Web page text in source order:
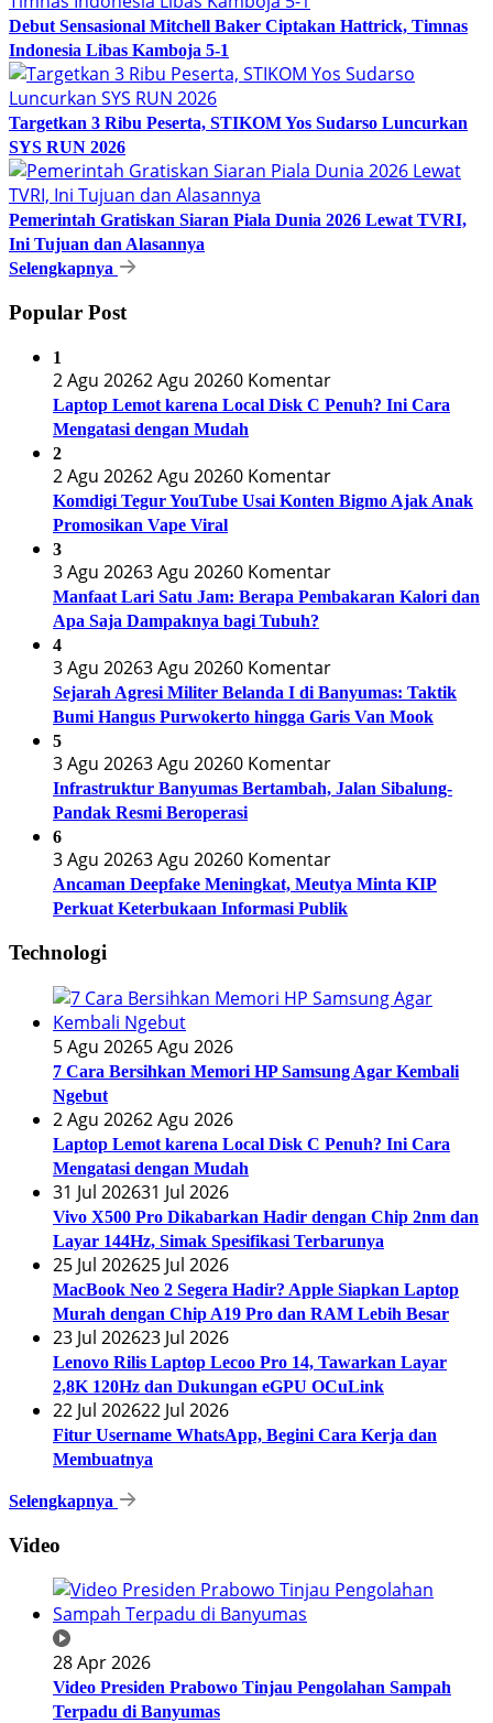
Debut Sensasional Mitchell Baker Ciptakan Hattrick, Timnas
Indonesia Libas Kamboja 5-1
Targetkan 3 Ribu Peserta, STIKOM Yos Sudarso Luncurkan
SYS RUN 2026
Pemerintah Gratiskan Siaran Piala Dunia 2026 Lewat TVRI,
Ini Tujuan dan Alasannya
Selengkapnya
Popular Post
1
2 Agu 20262 Agu 20260 Komentar
Laptop Lemot karena Local Disk C Penuh? Ini Cara
Mengatasi dengan Mudah
2
2 Agu 20262 Agu 20260 Komentar
Komdigi Tegur YouTube Usai Konten Bigmo Ajak Anak
Promosikan Vape Viral
3
3 Agu 20263 Agu 20260 Komentar
Manfaat Lari Satu Jam: Berapa Pembakaran Kalori dan
Apa Saja Dampaknya bagi Tubuh?
4
3 Agu 20263 Agu 20260 Komentar
Sejarah Agresi Militer Belanda I di Banyumas: Taktik
Bumi Hangus Purwokerto hingga Garis Van Mook
5
3 Agu 20263 Agu 20260 Komentar
Infrastruktur Banyumas Bertambah, Jalan Sibalung-
Pandak Resmi Beroperasi
6
3 Agu 20263 Agu 20260 Komentar
Ancaman Deepfake Meningkat, Meutya Minta KIP
Perkuat Keterbukaan Informasi Publik
Technologi
5 Agu 20265 Agu 2026
7 Cara Bersihkan Memori HP Samsung Agar Kembali
Ngebut
2 Agu 20262 Agu 2026
Laptop Lemot karena Local Disk C Penuh? Ini Cara
Mengatasi dengan Mudah
31 Jul 202631 Jul 2026
Vivo X500 Pro Dikabarkan Hadir dengan Chip 2nm dan
Layar 144Hz, Simak Spesifikasi Terbarunya
25 Jul 202625 Jul 2026
MacBook Neo 2 Segera Hadir? Apple Siapkan Laptop
Murah dengan Chip A19 Pro dan RAM Lebih Besar
23 Jul 202623 Jul 2026
Lenovo Rilis Laptop Lecoo Pro 14, Tawarkan Layar
2,8K 120Hz dan Dukungan eGPU OCuLink
22 Jul 202622 Jul 2026
Fitur Username WhatsApp, Begini Cara Kerja dan
Membuatnya
Selengkapnya
Video
28 Apr 2026
Video Presiden Prabowo Tinjau Pengolahan Sampah
Terpadu di Banyumas